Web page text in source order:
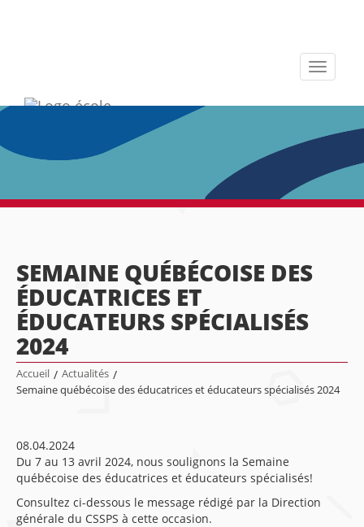
Toggle
SEMAINE QUÉBÉCOISE DES
ÉDUCATRICES ET
ÉDUCATEURS SPÉCIALISÉS
2024
Accueil / Actualités /
Semaine québécoise des éducatrices et éducateurs spécialisés 2024
08.04.2024
Du 7 au 13 avril 2024, nous soulignons la Semaine
québécoise des éducatrices et éducateurs spécialisés!
Consultez ci-dessous le message rédigé par la Direction
générale du CSSPS à cette occasion.